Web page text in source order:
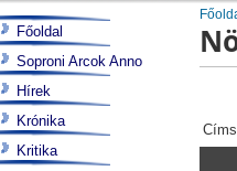
Főoldal
Soproni Arcok Anno
Hírek
Krónika
Kritika